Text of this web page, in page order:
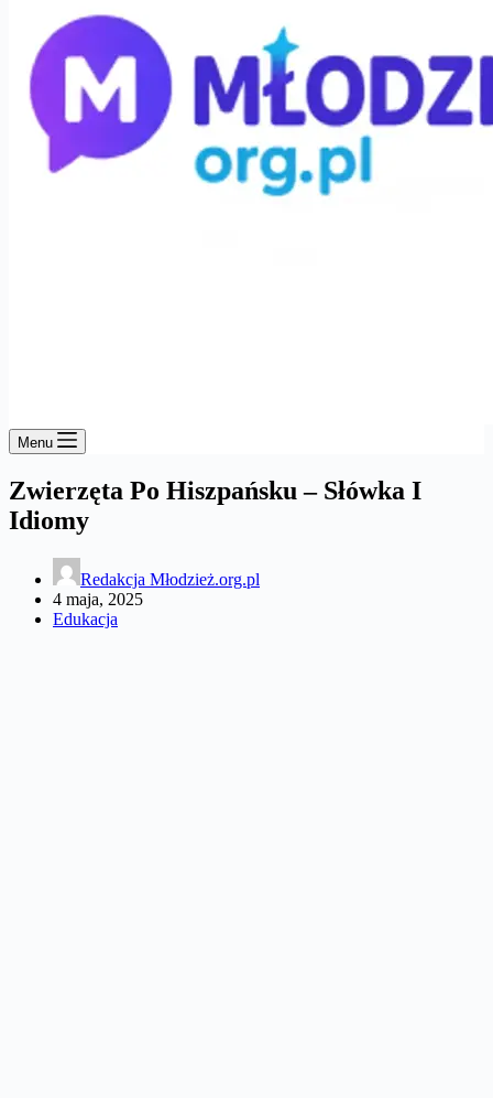
Menu
Zwierzęta Po Hiszpańsku – Słówka I
Idiomy
Redakcja Młodzież.org.pl
4 maja, 2025
Edukacja